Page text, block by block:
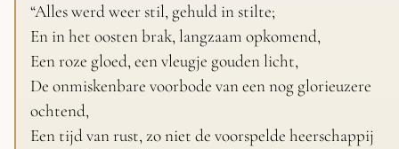
“Alles werd weer stil, gehuld in stilte;
En in het oosten brak, langzaam opkomend,
Een roze gloed, een vleugje gouden licht,
De onmiskenbare voorbode van een nog glorieuzere
ochtend,
Een tijd van rust, zo niet de voorspelde heerschappij